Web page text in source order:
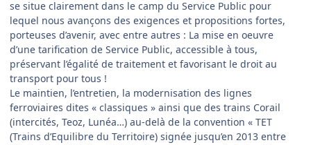
se situe clairement dans le camp du Service Public pour
lequel nous avançons des exigences et propositions fortes,
porteuses d’avenir, avec entre autres : La mise en oeuvre
d’une tarification de Service Public, accessible à tous,
préservant l’égalité de traitement et favorisant le droit au
transport pour tous !
Le maintien, l’entretien, la modernisation des lignes
ferroviaires dites « classiques » ainsi que des trains Corail
(intercités, Teoz, Lunéa…) au-delà de la convention « TET
(Trains d’Equilibre du Territoire) signée jusqu’en 2013 entre